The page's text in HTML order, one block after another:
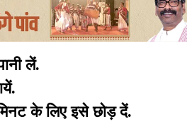
लें.
के लिए इसे छोड़ दें.